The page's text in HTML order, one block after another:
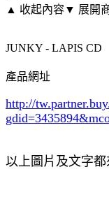
▲ 收起內容▼ 展開
JUNKY - LAPIS CD
產品網址
http://
gdid=3435894
以上圖片及文字